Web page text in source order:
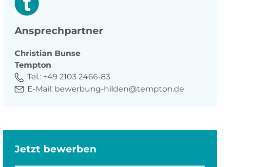
Ansprechpartner
Christian Bunse
Tempton
Tel.: +49 2103 2466-83
E-Mail: bewerbung-hilden@tempton.de
Jetzt bewerben